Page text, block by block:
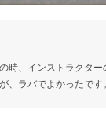
時、インストラクタ
、ラバでよかったで